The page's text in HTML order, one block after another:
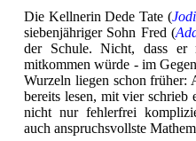
Die Kellnerin Dede Tate (
siebenjähriger Sohn Fred (
der Schule. Nicht, dass er
mitkommen würde - im
Wurzeln liegen schon früher:
bereits lesen, mit vier schrieb
nicht nur fehlerfrei
auch anspruchsvollste